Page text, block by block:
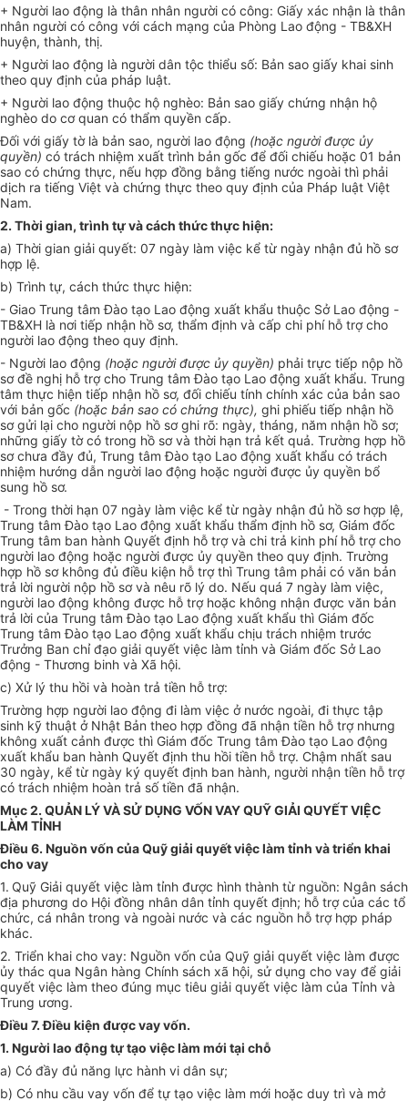
+ Người lao động là thân nhân người có công: Giấy xác nhận là thân
nhân người có công với cách mạng của Phòng Lao động - TB&XH
huyện, thành, thị.
+ Người lao động là người dân tộc thiểu số: Bản sao giấy khai sinh
theo quy định của pháp luật.
+ Người lao động thuộc hộ nghèo: Bản sao giấy chứng nhận hộ
nghèo do cơ quan có thẩm quyền cấp.
Đối với giấy tờ là bản sao, người lao động (hoặc người được ủy
quyền) có trách nhiệm xuất trình bản gốc để đối chiếu hoặc 01 bản
sao có chứng thực, nếu hợp đồng bằng tiếng nước ngoài thì phải
dịch ra tiếng Việt và chứng thực theo quy định của Pháp luật Việt
Nam.
2. Thời gian, trình tự và cách thức thực hiện:
a) Thời gian giải quyết: 07 ngày làm việc kể từ ngày nhận đủ hồ sơ
hợp lệ.
b) Trình tự, cách thức thực hiện:
- Giao Trung tâm Đào tạo Lao động xuất khẩu thuộc Sở Lao động -
TB&XH là nơi tiếp nhận hồ sơ, thẩm định và cấp chi phí hỗ trợ cho
người lao động theo quy định.
- Người lao động (hoặc người được ủy quyền) phải trực tiếp nộp hồ
sơ đề nghị hỗ trợ cho Trung tâm Đào tạo Lao động xuất khẩu. Trung
tâm thực hiện tiếp nhận hồ sơ, đối chiếu tính chính xác của bản sao
với bản gốc (hoặc bản sao có chứng thực), ghi phiếu tiếp nhận hồ
sơ gửi lại cho người nộp hồ sơ ghi rõ: ngày, tháng, năm nhận hồ sơ;
những giấy tờ có trong hồ sơ và thời hạn trả kết quả. Trường hợp hồ
sơ chưa đầy đủ, Trung tâm Đào tạo Lao động xuất khẩu có trách
nhiệm hướng dẫn người lao động hoặc người được ủy quyền bổ
sung hồ sơ.
- Trong thời hạn 07 ngày làm việc kể từ ngày nhận đủ hồ sơ hợp lệ,
Trung tâm Đào tạo Lao động xuất khẩu thẩm định hồ sơ, Giám đốc
Trung tâm ban hành Quyết định hỗ trợ và chi trả kinh phí hỗ trợ cho
người lao động hoặc người được ủy quyền theo quy định. Trường
hợp hồ sơ không đủ điều kiện hỗ trợ thì Trung tâm phải có văn bản
trả lời người nộp hồ sơ và nêu rõ lý do. Nếu quá 7 ngày làm việc,
người lao động không được hỗ trợ hoặc không nhận được văn bản
trả lời của Trung tâm Đào tạo Lao động xuất khẩu thì Giám đốc
Trung tâm Đào tạo Lao động xuất khẩu chịu trách nhiệm trước
Trưởng Ban chỉ đạo giải quyết việc làm tỉnh và Giám đốc Sở Lao
động - Thương binh và Xã hội.
c) Xử lý thu hồi và hoàn trả tiền hỗ trợ:
Trường hợp người lao động đi làm việc ở nước ngoài, đi thực tập
sinh kỹ thuật ở Nhật Bản theo hợp đồng đã nhận tiền hỗ trợ nhưng
không xuất cảnh được thì Giám đốc Trung tâm Đào tạo Lao động
xuất khẩu ban hành Quyết định thu hồi tiền hỗ trợ. Chậm nhất sau
30 ngày, kể từ ngày ký quyết định ban hành, người nhận tiền hỗ trợ
có trách nhiệm hoàn trả số tiền đã nhận.
Mục 2. QUẢN LÝ VÀ SỬ DỤNG VỐN VAY QUỸ GIẢI QUYẾT VIỆC
LÀM TỈNH
Điều 6. Nguồn vốn của Quỹ giải quyết việc làm tỉnh và triển khai
cho vay
1. Quỹ Giải quyết việc làm tỉnh được hình thành từ nguồn: Ngân sách
địa phương do Hội đồng nhân dân tỉnh quyết định; hỗ trợ của các tổ
chức, cá nhân trong và ngoài nước và các nguồn hỗ trợ hợp pháp
khác.
2. Triển khai cho vay: Nguồn vốn của Quỹ giải quyết việc làm được
ủy thác qua Ngân hàng Chính sách xã hội, sử dụng cho vay để giải
quyết việc làm theo đúng mục tiêu giải quyết việc làm của Tỉnh và
Trung ương.
Điều 7. Điều kiện được vay vốn.
1. Người lao động tự tạo việc làm mới tại chỗ
a) Có đầy đủ năng lực hành vi dân sự;
b) Có nhu cầu vay vốn để tự tạo việc làm mới hoặc duy trì và mở